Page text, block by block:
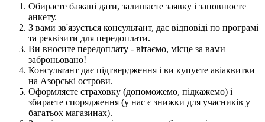
Обираєте бажані дати, залишаєте заявку і заповнюєте
анкету.
З вами зв'язується консультант, дає відповіді по програмі
та реквізити для передоплати.
Ви вносите передоплату - вітаємо, місце за вами
заброньовано!
Консультант дає підтвердження і ви купуєте авіаквитки
на Азорські острови.
Оформляєте страховку (допоможемо, підкажемо) і
збираєте спорядження (у нас є знижки для учасників у
багатьох магазинах).